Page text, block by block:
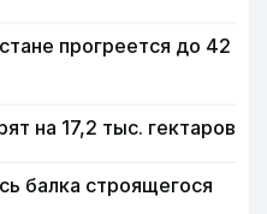
прогреется до 42
на 17,2 тыс. гектаров
балка строящегося